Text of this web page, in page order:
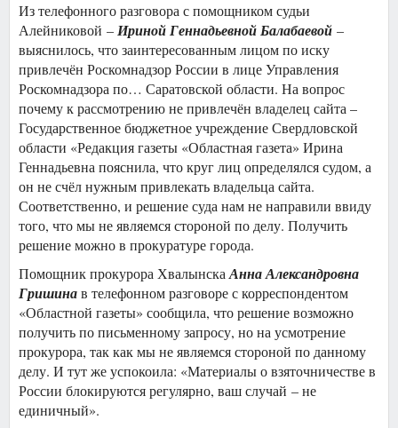
Из телефонного разговора с помощником судьи
Алейниковой –Ириной Геннадьевной Балабаевой –
выяснилось, что заинтересованным лицом по иску
привлечён Роскомнадзор России в лице Управления
Роскомнадзора по… Саратовской области. На вопрос
почему к рассмотрению не привлечён владелец сайта –
Государственное бюджетное учреждение Свердловской
области «Редакция газеты «Областная газета» Ирина
Геннадьевна пояснила, что круг лиц определялся судом, а
он не счёл нужным привлекать владельца сайта.
Соответственно, и решение суда нам не направили ввиду
того, что мы не являемся стороной по делу. Получить
решение можно в прокуратуре города.
Помощник прокурора ХвалынскаАнна Александровна
Гришинав телефонном разговоре с корреспондентом
«Областной газеты» сообщила, что решение возможно
получить по письменному запросу, но на усмотрение
прокурора, так как мы не являемся стороной по данному
делу. И тут же успокоила: «Материалы о взяточничестве в
России блокируются регулярно, ваш случай – не
единичный».